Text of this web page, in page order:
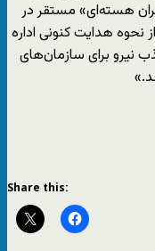
هسته‌ای» مستقر در
نحوه هدایت کنونی اداره
نیرو برای سازمان‌های
Share this: